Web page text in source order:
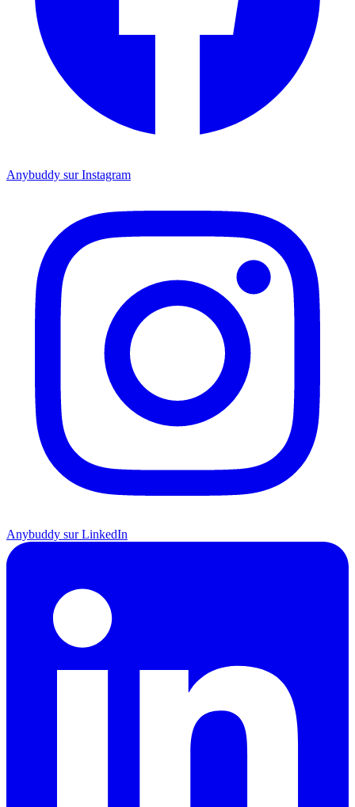
Anybuddy sur Instagram
Anybuddy sur LinkedIn